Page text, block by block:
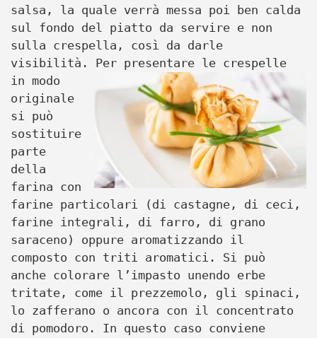
salsa, la quale verrà messa poi ben calda
sul fondo del piatto da servire e non
sulla crespella, così da darle
visibilità. Per presentare le crespelle
in modo
originale
si può
sostituire
parte
della
farina con
farine particolari (di castagne, di ceci,
farine integrali, di farro, di grano
saraceno) oppure aromatizzando il
composto con triti aromatici. Si può
anche colorare l’impasto unendo erbe
tritate, come il prezzemolo, gli spinaci,
lo zafferano o ancora con il concentrato
di pomodoro. In questo caso conviene